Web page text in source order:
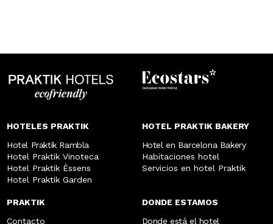
HOTELES PRAKTIK
Hotel Praktik Rambla
Hotel Praktik Vinoteca
Hotel Praktik Èssens
Hotel Praktik Garden
HOTEL PRAKTIK BAKERY
Hotel en Barcelona Bakery
Habitaciones hotel
Servicios en hotel Praktik
PRAKTIK
Contacto
DONDE ESTAMOS
Donde está el hotel